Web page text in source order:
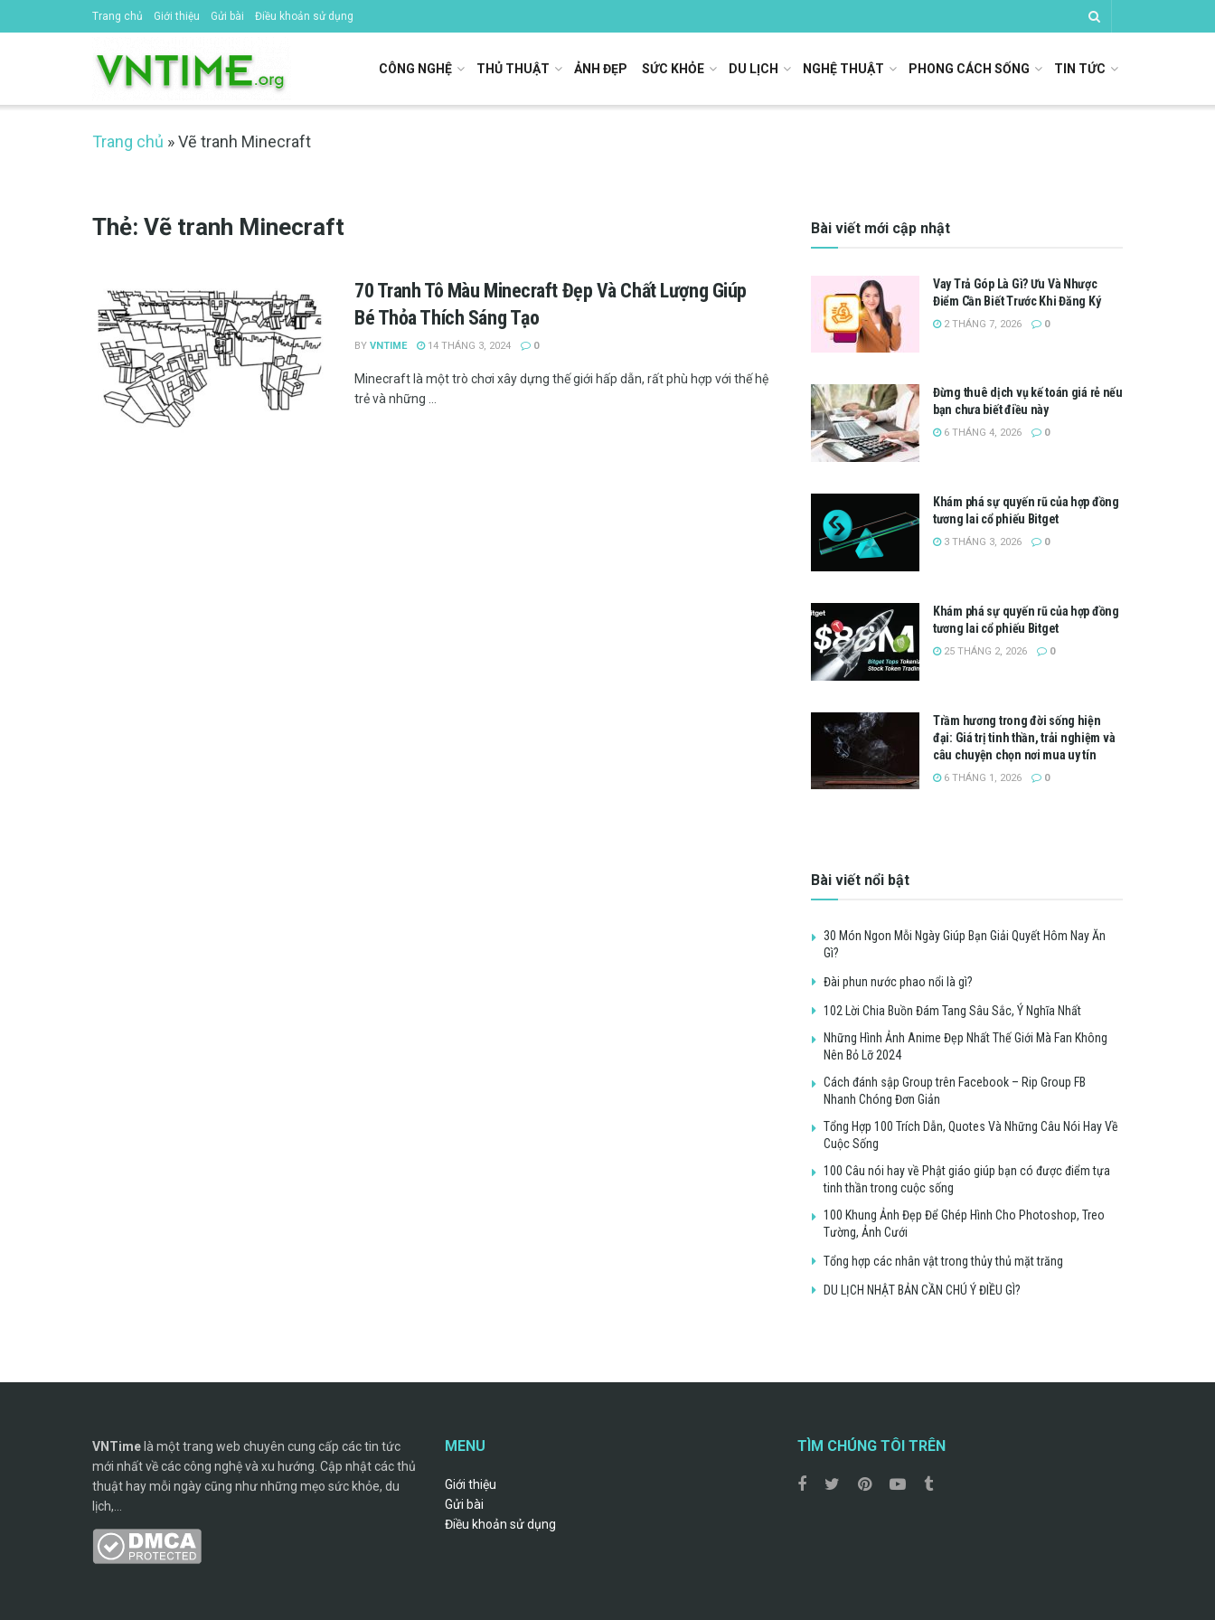
Trang chủ Giới thiệu Gửi bài Điều khoản sử dụng
CÔNG NGHỆ THỦ THUẬT ẢNH ĐẸP SỨC KHỎE DU LỊCH NGHỆ THUẬT PHONG CÁCH SỐNG TIN TỨC
Trang chủ »Vẽ tranh Minecraft
Thẻ: Vẽ tranh Minecraft
70 Tranh Tô Màu Minecraft Đẹp Và Chất Lượng Giúp
Bé Thỏa Thích Sáng Tạo
BY VNTIME 14 THÁNG 3, 2024 0
Minecraft là một trò chơi xây dựng thế giới hấp dẫn, rất phù hợp với thế hệ
trẻ và những ...
Bài viết mới cập nhật
Vay Trả Góp Là Gì? Ưu Và Nhược
Điểm Cần Biết Trước Khi Đăng Ký
2 THÁNG 7, 2026 0
Đừng thuê dịch vụ kế toán giá rẻ nếu
bạn chưa biết điều này
6 THÁNG 4, 2026 0
Khám phá sự quyến rũ của hợp đồng
tương lai cổ phiếu Bitget
3 THÁNG 3, 2026 0
Khám phá sự quyến rũ của hợp đồng
tương lai cổ phiếu Bitget
25 THÁNG 2, 2026 0
Trầm hương trong đời sống hiện
đại: Giá trị tinh thần, trải nghiệm và
câu chuyện chọn nơi mua uy tín
6 THÁNG 1, 2026 0
Bài viết nổi bật
30 Món Ngon Mỗi Ngày Giúp Bạn Giải Quyết Hôm Nay Ăn
Gì?
Đài phun nước phao nổi là gì?
102 Lời Chia Buồn Đám Tang Sâu Sắc, Ý Nghĩa Nhất
Những Hình Ảnh Anime Đẹp Nhất Thế Giới Mà Fan Không
Nên Bỏ Lỡ 2024
Cách đánh sập Group trên Facebook – Rip Group FB
Nhanh Chóng Đơn Giản
Tổng Hợp 100 Trích Dẫn, Quotes Và Những Câu Nói Hay Về
Cuộc Sống
100 Câu nói hay về Phật giáo giúp bạn có được điểm tựa
tinh thần trong cuộc sống
100 Khung Ảnh Đẹp Để Ghép Hình Cho Photoshop, Treo
Tường, Ảnh Cưới
Tổng hợp các nhân vật trong thủy thủ mặt trăng
DU LỊCH NHẬT BẢN CẦN CHÚ Ý ĐIỀU GÌ?
VNTime là một trang web chuyên cung cấp các tin tức
mới nhất về các công nghệ và xu hướng. Cập nhật các thủ
thuật hay mỗi ngày cũng như những mẹo sức khỏe, du
lịch,...
MENU
Giới thiệu
Gửi bài
Điều khoản sử dụng
TÌM CHÚNG TÔI TRÊN